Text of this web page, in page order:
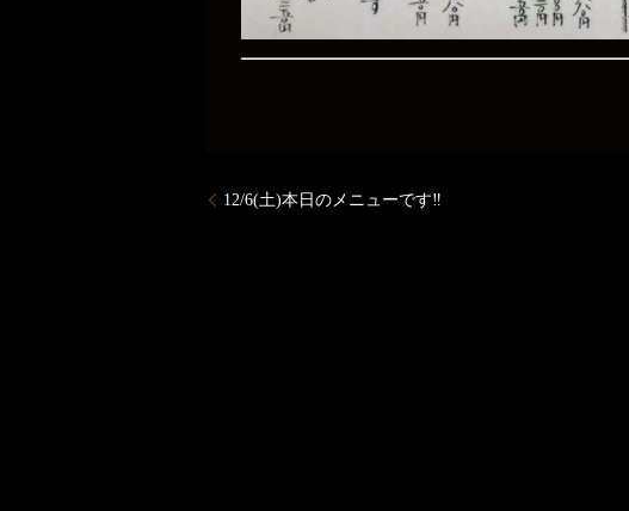
12/6(土)本日のメニューです‼️